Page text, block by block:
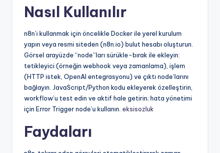
Nasıl Kullanılır
n8n’i kullanmak için öncelikle Docker ile yerel kurulum
yapın veya resmi siteden (n8n.io) bulut hesabı oluşturun.
Görsel arayüzde “node”ları sürükle-bırak ile ekleyin:
tetikleyici (örneğin webhook veya zamanlama), işlem
(HTTP istek, OpenAI entegrasyonu) ve çıktı node’larını
bağlayın. JavaScript/Python kodu ekleyerek özelleştirin,
workflow’u test edin ve aktif hale getirin; hata yönetimi
için Error Trigger node’u kullanın. eksisozluk
Faydaları